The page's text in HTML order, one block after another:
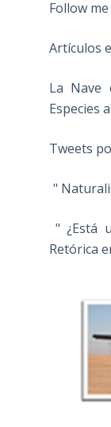
Follow
Artículos
La Nave
Especies
Tweets
"
" ¿Está
Retórica